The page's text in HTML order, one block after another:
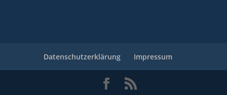
Datenschutzerklärung Impressum